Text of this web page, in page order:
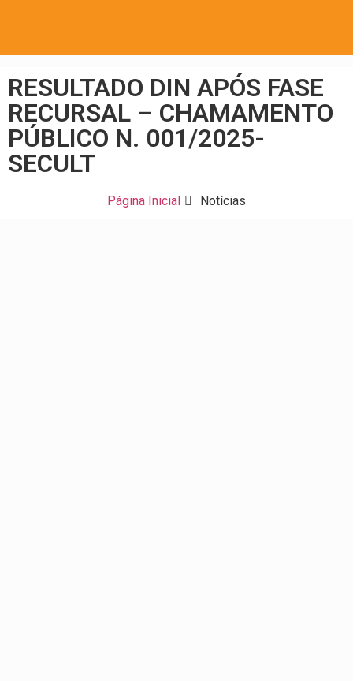
RESULTADO DIN APÓS FASE
RECURSAL – CHAMAMENTO
PÚBLICO N. 001/2025-
SECULT
Página Inicial Notícias